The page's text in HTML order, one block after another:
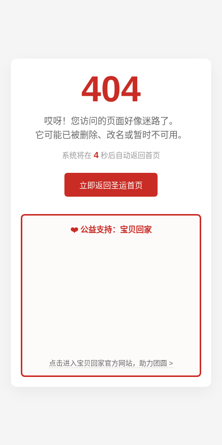
404
哎呀！您访问的页面好像迷路了。
它可能已被删除、改名或暂时不可用。
系统将在 4 秒后自动返回首页
立即返回圣运首页
❤️ 公益支持：宝贝回家
点击进入宝贝回家官方网站，助力团圆 >